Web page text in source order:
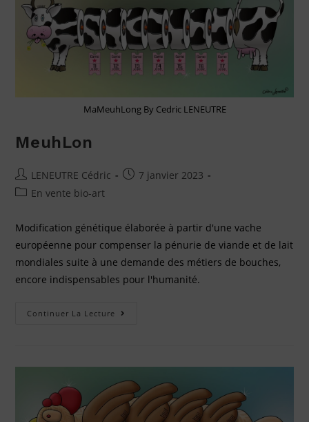
MaMeuhLong By Cedric LENEUTRE
MeuhLon
LENEUTRE Cédric
7 janvier 2023
En vente bio-art
Modification génétique élaborée à partir d'une vache
européenne pour compenser la pénurie de viande et de lait
mondiales suite à une demande des métiers de bouches,
encore indispensables pour l'humanité.
Continuer La Lecture